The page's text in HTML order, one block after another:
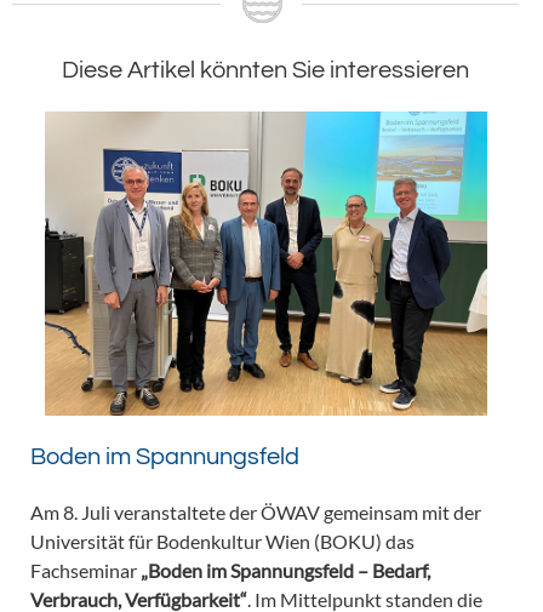
Diese Artikel könnten Sie interessieren
Boden im Spannungsfeld
Am 8. Juli veranstaltete der ÖWAV gemeinsam mit der
Universität für Bodenkultur Wien (BOKU) das
Fachseminar „Boden im Spannungsfeld – Bedarf,
Verbrauch, Verfügbarkeit“ . Im Mittelpunkt standen die